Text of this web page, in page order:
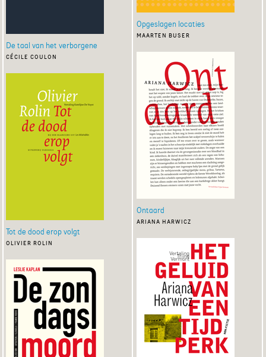
De taal van het verborgene
cécile coulon
Tot de dood erop volgt
olivier rolin
Opgeslagen locaties
maarten buser
Ontaard
ariana harwicz